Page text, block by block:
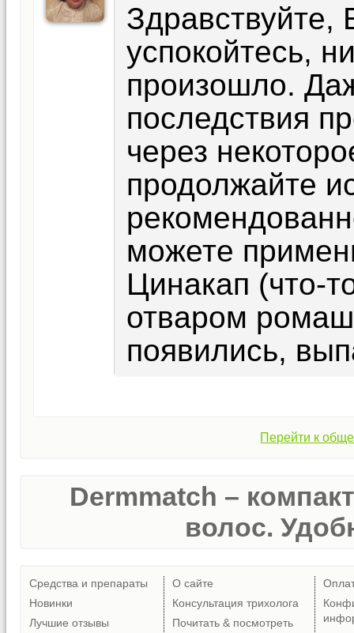
Здравствуйте,
успокойтесь,
произошло.
последствия
через
продолжайте
можете
Цинакап (что-
отваром
появились,
Перейти к
Dermmatch –
волос.
Средства и препараты
Новинки
Лучшие отзывы
О сайте
Консультация трихолога
Почитать & посмотреть